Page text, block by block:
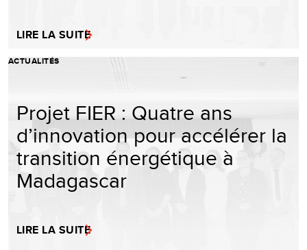
LIRE LA SUITE
ACTUALITÉS
Projet FIER : Quatre ans
d’innovation pour accélérer la
transition énergétique à
Madagascar
LIRE LA SUITE